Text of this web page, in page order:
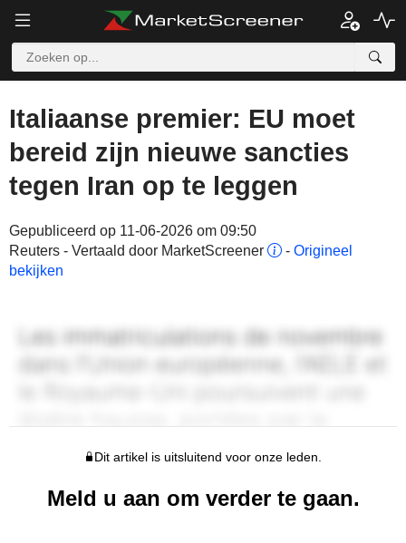
Italiaanse premier: EU moet
bereid zijn nieuwe sancties
tegen Iran op te leggen
Gepubliceerd op 11-06-2026 om 09:50
Reuters - Vertaald door MarketScreener
- Origineel
bekijken
Dit artikel is uitsluitend voor onze leden.
Meld u aan om verder te gaan.